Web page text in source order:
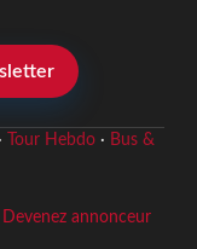
Tour Hebdo· Bus &
Devenez annonceur